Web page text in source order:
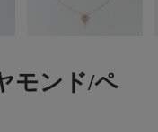
モンド/ペ